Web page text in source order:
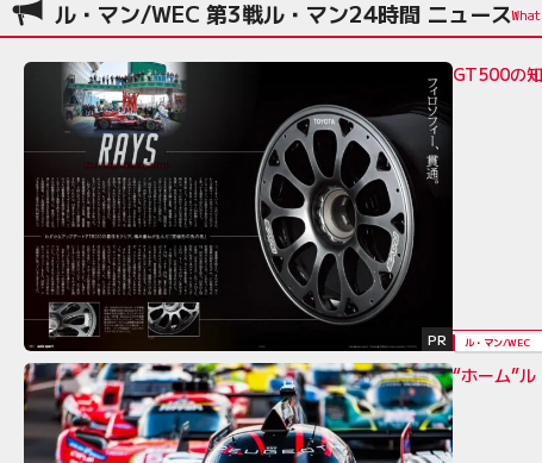
ル・マン/WEC 第3戦ル・マン24時間 ニュース
PR
GT500の
ル・マン/WEC
“ホーム”